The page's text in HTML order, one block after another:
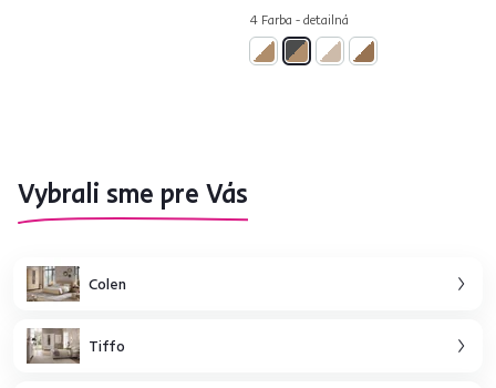
4 Farba - detailná
Vybrali sme pre Vás
Colen
Tiffo